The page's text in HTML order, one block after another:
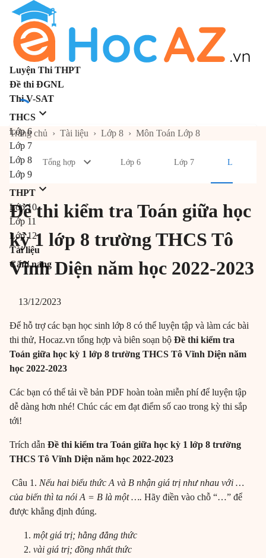
Luyện Thi THPT
Đề thi ĐGNL
Thi V-SAT
THCS
Lớp 6
Lớp 7
Lớp 8
Lớp 9
THPT
Lớp 10
Lớp 11
Lớp 12
Tài liệu
Cẩm nang
Trang chủ › Tài liệu › Lớp 8 › Môn Toán Lớp 8
Tổng hợp Lớp 6 Lớp 7 Lớp 8
Đề thi kiểm tra Toán giữa học
kỳ 1 lớp 8 trường THCS Tô
Vĩnh Diện năm học 2022-2023
13/12/2023
Để hỗ trợ các bạn học sinh lớp 8 có thể luyện tập và làm các bài
thi thử, Hocaz.vn tổng hợp và biên soạn bộ Đề thi kiểm tra
Toán giữa học kỳ 1 lớp 8 trường THCS Tô Vĩnh Diện năm
học 2022-2023
Các bạn có thể tải về bản PDF hoàn toàn miễn phí để luyện tập
dễ dàng hơn nhé! Chúc các em đạt điểm số cao trong kỳ thi sắp
tới!
Trích dẫn Đề thi kiểm tra Toán giữa học kỳ 1 lớp 8 trường
THCS Tô Vĩnh Diện năm học 2022-2023
Câu 1. Nếu hai biểu thức A và B nhận giá trị như nhau với …
của biến thì ta nói A = B là một …. Hãy điền vào chỗ “…” để
được khẳng định đúng.
một giá trị; hằng đẳng thức
vài giá trị; đồng nhất thức